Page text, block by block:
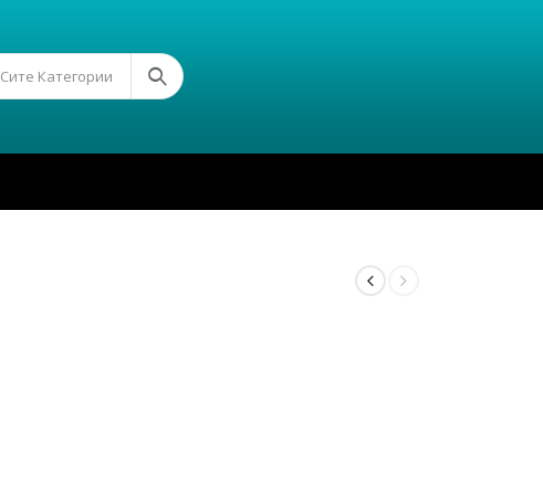
Сите Категории